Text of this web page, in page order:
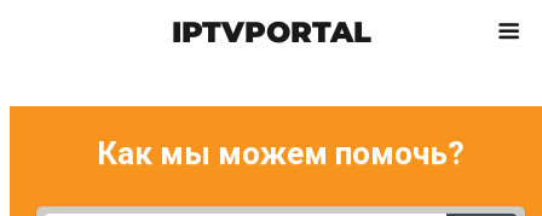
IPTVPORTAL
Как мы можем помочь?